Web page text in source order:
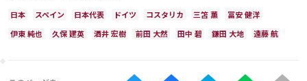
大会について
日本 スペイン 日本代表 ドイツ コスタリカ 三笘 薫
冨安 健洋
伊東 純也
久保 建英 酒井 宏樹 前田 大然 田中 碧 鎌田 大地 遠藤 航